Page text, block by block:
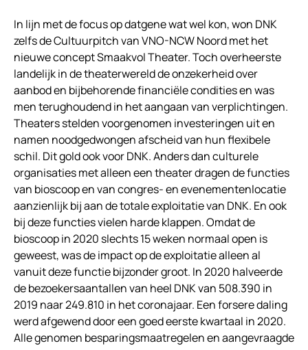
In lijn met de focus op datgene wat wel kon, won DNK
zelfs de Cultuurpitch van VNO-NCW Noord met het
nieuwe concept Smaakvol Theater. Toch overheerste
landelijk in de theaterwereld de onzekerheid over
aanbod en bijbehorende financiële condities en was
men terughoudend in het aangaan van verplichtingen.
Theaters stelden voorgenomen investeringen uit en
namen noodgedwongen afscheid van hun flexibele
schil. Dit gold ook voor DNK. Anders dan culturele
organisaties met alleen een theater dragen de functies
van bioscoop en van congres- en evenementenlocatie
aanzienlijk bij aan de totale exploitatie van DNK. En ook
bij deze functies vielen harde klappen. Omdat de
bioscoop in 2020 slechts 15 weken normaal open is
geweest, was de impact op de exploitatie alleen al
vanuit deze functie bijzonder groot. In 2020 halveerde
de bezoekersaantallen van heel DNK van 508.390 in
2019 naar 249.810 in het coronajaar. Een forsere daling
werd afgewend door een goed eerste kwartaal in 2020.
Alle genomen besparingsmaatregelen en aangevraagde